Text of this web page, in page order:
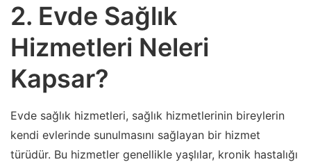
2. Evde Sağlık
Hizmetleri Neleri
Kapsar?
Evde sağlık hizmetleri, sağlık hizmetlerinin bireylerin
kendi evlerinde sunulmasını sağlayan bir hizmet
türüdür. Bu hizmetler genellikle yaşlılar, kronik hastalığı